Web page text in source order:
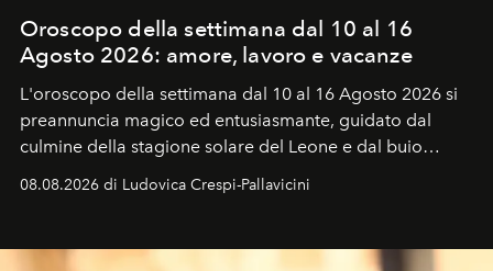
Oroscopo della settimana dal 10 al 16
Agosto 2026: amore, lavoro e vacanze
L'oroscopo della settimana dal 10 al 16 Agosto 2026 si
preannuncia magico ed entusiasmante, guidato dal
culmine della stagione solare del Leone e dal buio
ideale per la notte delle Perseidi.
08.08.2026 di Ludovica Crespi-Pallavicini